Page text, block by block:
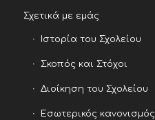
Σχετικά με εμάς
Ιστορία του Σχολείου
Σκοπός και Στόχοι
Διοίκηση του Σχολείου
Εσωτερικός κανονισμός